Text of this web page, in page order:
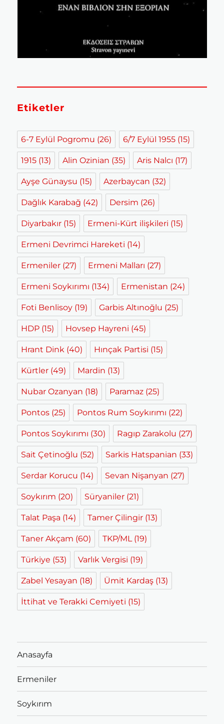
Etiketler
6-7 Eylül Pogromu (26) 6/7 Eylül 1955 (15)
1915 (13) Alin Ozinian (35) Aris Nalcı (17)
Ayşe Günaysu (15) Azerbaycan (32)
Dağlık Karabağ (42) Dersim (26)
Diyarbakır (15) Ermeni-Kürt ilişkileri (15)
Ermeni Devrimci Hareketi (14)
Ermeniler (27) Ermeni Malları (27)
Ermeni Soykırımı (134) Ermenistan (24)
Foti Benlisoy (19) Garbis Altınoğlu (25)
HDP (15) Hovsep Hayreni (45)
Hrant Dink (40) Hınçak Partisi (15)
Kürtler (49) Mardin (13)
Nubar Ozanyan (18) Paramaz (25)
Pontos (25) Pontos Rum Soykırımı (22)
Pontos Soykırımı (30) Ragıp Zarakolu (27)
Sait Çetinoğlu (52) Sarkis Hatspanian (33)
Serdar Korucu (14) Sevan Nişanyan (27)
Soykırım (20) Süryaniler (21)
Talat Paşa (14) Tamer Çilingir (13)
Taner Akçam (60) TKP/ML(19)
Türkiye (53) Varlık Vergisi (19)
Zabel Yesayan (18) Ümit Kardaş (13)
İttihat ve Terakki Cemiyeti (15)
Anasayfa
Ermeniler
Soykırım